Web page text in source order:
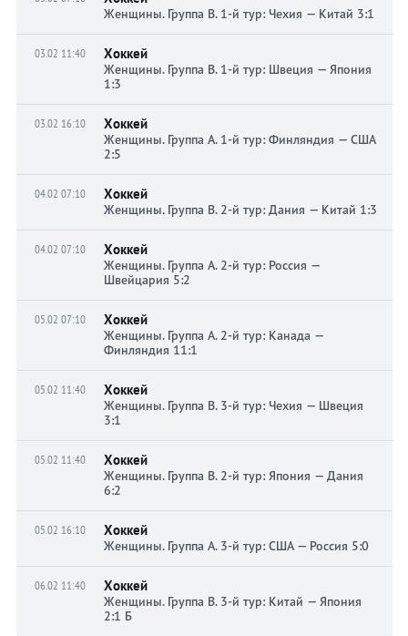
Женщины. Группа B. 1-й тур: Чехия — Китай 3:1
03.02 11:40 Хоккей
Женщины. Группа B. 1-й тур: Швеция — Япония
1:3
03.02 16:10 Хоккей
Женщины. Группа A. 1-й тур: Финляндия — США
2:5
04.02 07:10 Хоккей
Женщины. Группа B. 2-й тур: Дания — Китай 1:3
04.02 07:10 Хоккей
Женщины. Группа A. 2-й тур: Россия —
Швейцария 5:2
05.02 07:10 Хоккей
Женщины. Группа A. 2-й тур: Канада —
Финляндия 11:1
05.02 11:40 Хоккей
Женщины. Группа B. 3-й тур: Чехия — Швеция
3:1
05.02 11:40 Хоккей
Женщины. Группа B. 2-й тур: Япония — Дания
6:2
05.02 16:10 Хоккей
Женщины. Группа A. 3-й тур: США — Россия 5:0
06.02 11:40 Хоккей
Женщины. Группа B. 3-й тур: Китай — Япония
2:1 Б